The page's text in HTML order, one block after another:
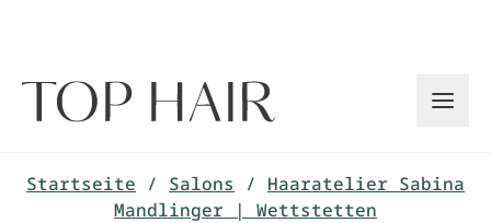
Startseite / Salons / Haaratelier Sabina
Mandlinger | Wettstetten